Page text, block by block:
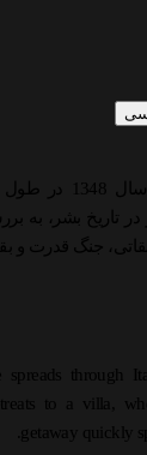
داستان آن در
در تاریخ بشر، به
جنگ قدرت و
spreads through
to a villa,
getaway quickly